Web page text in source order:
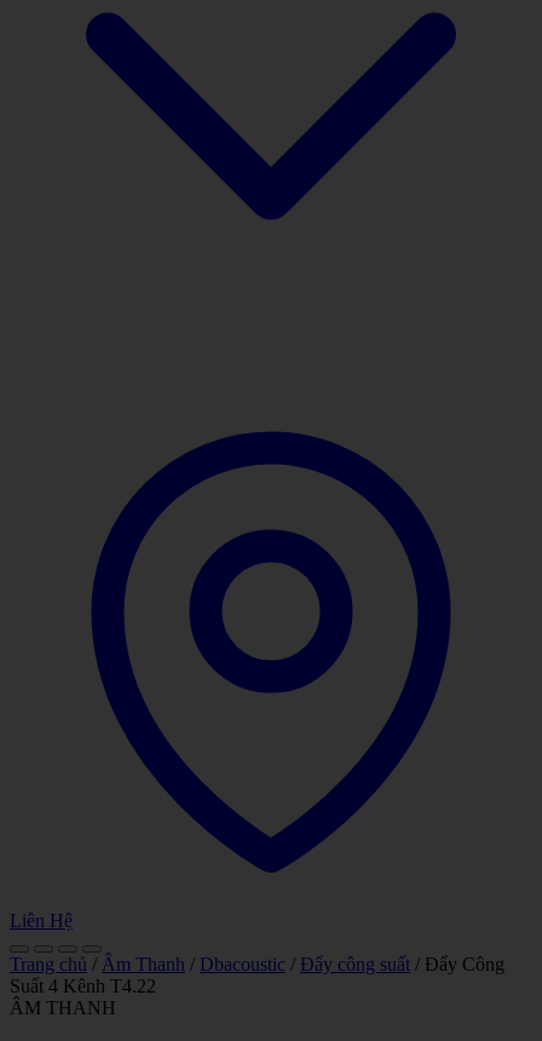
Liên Hệ
Trang chủ / Âm Thanh / Dbacoustic / Đẩy công suất / Đẩy Công
Suất 4 Kênh T4.22
ÂM THANH